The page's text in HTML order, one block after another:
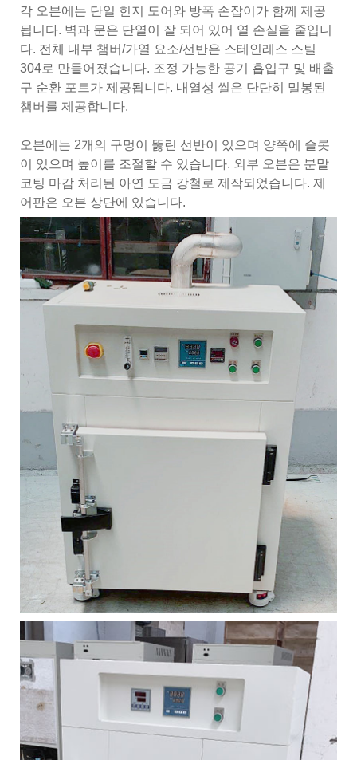
각 오븐에는 단일 힌지 도어와 방폭 손잡이가 함께 제공
됩니다. 벽과 문은 단열이 잘 되어 있어 열 손실을 줄입니
다. 전체 내부 챔버/가열 요소/선반은 스테인레스 스틸
304로 만들어졌습니다. 조정 가능한 공기 흡입구 및 배출
구 순환 포트가 제공됩니다. 내열성 씰은 단단히 밀봉된
챔버를 제공합니다.
오븐에는 2개의 구멍이 뚫린 선반이 있으며 양쪽에 슬롯
이 있으며 높이를 조절할 수 있습니다. 외부 오븐은 분말
코팅 마감 처리된 아연 도금 강철로 제작되었습니다. 제
어판은 오븐 상단에 있습니다.